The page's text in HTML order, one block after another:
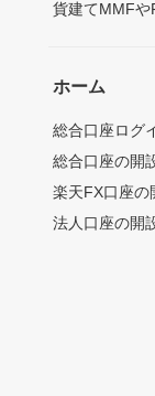
貨建てMMFや
ホーム
総合口座ログ
総合口座の開
楽天FX口座の
法人口座の開